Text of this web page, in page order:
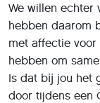
We willen echter
hebben daarom
met affectie
hebben om
Is dat bĳ jou het
door tijdens een